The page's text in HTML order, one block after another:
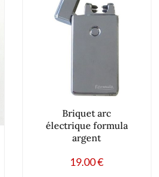
Briquet arc
électrique formula
argent
19.00€